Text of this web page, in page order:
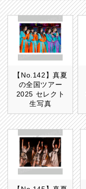
【No.142】真夏
の全国ツアー
2025 セレクト
生写真